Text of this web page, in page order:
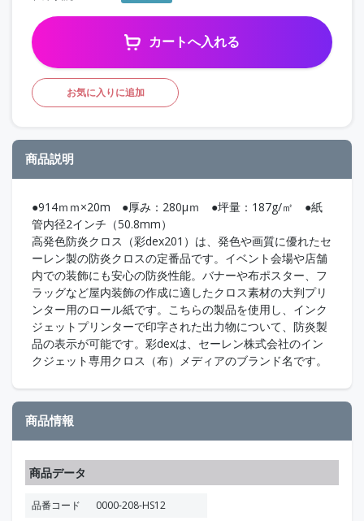
カートへ入れる
お気に入りに追加
商品説明
●914ｍｍ×20m ●厚み：280μｍ ●坪量：187g/㎡ ●紙
管内径2インチ（50.8mm）
高発色防炎クロス（彩dex201）は、発色や画質に優れたセ
ーレン製の防炎クロスの定番品です。イベント会場や店舗
内での装飾にも安心の防炎性能。バナーや布ポスター、フ
ラッグなど屋内装飾の作成に適したクロス素材の大判プリ
ンター用のロール紙です。こちらの製品を使用し、インク
ジェットプリンターで印字された出力物について、防炎製
品の表示が可能です。彩dexは、セーレン株式会社のイン
クジェット専用クロス（布）メディアのブランド名です。
商品情報
商品データ
品番コード
0000-208-HS12